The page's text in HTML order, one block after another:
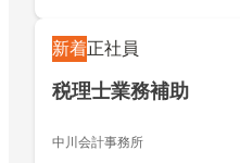
新着正社員
税理士業務補助
中川会計事務所